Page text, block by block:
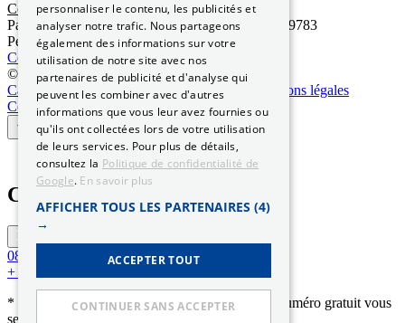
Commencer ma démarche
Paiement sécuriséTraitement 24hHabilitation n° 59783
Permis & carte grise en ligneTraitement sous 24h
Commencer ma démarche
© 2026 Permis-Conduire.net – SARL Need Cars
Carte grise Qui sommes-nous Certification
Mentions légales
Confidentialité
Contact Actualités
Contacter mon conseiller
0890.16.60.10
Service 0,80 €/min
+ prix appel *
* numéro surtaxé pour un premier contact – un numéro gratuit vous
sera communiqué après commande.
personnaliser le contenu, les publicités et
analyser notre trafic. Nous partageons
également des informations sur votre
utilisation de notre site avec nos
partenaires de publicité et d'analyse qui
peuvent les combiner avec d'autres
informations que vous leur avez fournies ou
qu'ils ont collectées lors de votre utilisation
de leurs services. Pour plus de détails,
consultez la Politique de confidentialité de
Google. En savoir plus
AFFICHER TOUS LES PARTENAIRES (4)
→
ACCEPTER TOUT
CONTINUER SANS ACCEPTER